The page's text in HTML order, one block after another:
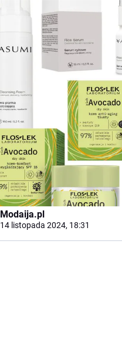
Modaija.pl
14 listopada 2024, 18:31